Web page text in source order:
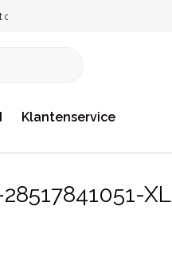
jou!
Klantenservice
XL